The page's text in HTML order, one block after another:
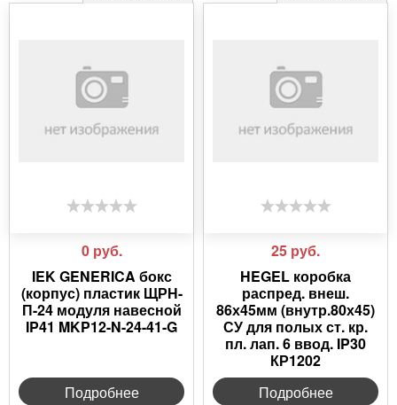
0 руб.
IEK GENERICA бокс
(корпус) пластик ЩРН-
П-24 модуля навесной
IP41 MKP12-N-24-41-G
Подробнее
25 руб.
HEGEL коробка
распред. внеш.
86х45мм (внутр.80х45)
СУ для полых ст. кр.
пл. лап. 6 ввод. IP30
КР1202
Подробнее